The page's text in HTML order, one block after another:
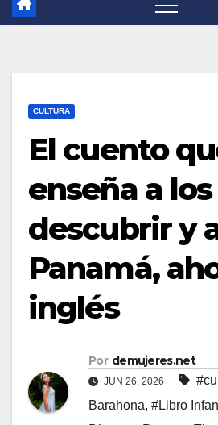
CULTURA
El cuento
enseña a
descubrir y
Panamá,
inglés
Por demujeres.net
JUN 26, 2026
Barahona, #Libro